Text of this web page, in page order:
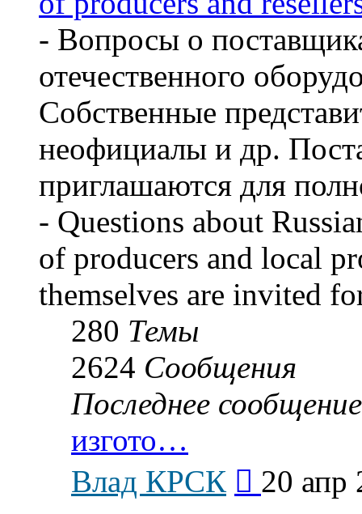
- Вопросы о
отечественного
Собственные
неофициалы и др.
приглашаются для
- Questions about
of producers and local
themselves are invited
280 Темы
2624 Сообщения
Последнее сообщение
изгото…
Влад КРСК
последнему
20 апр